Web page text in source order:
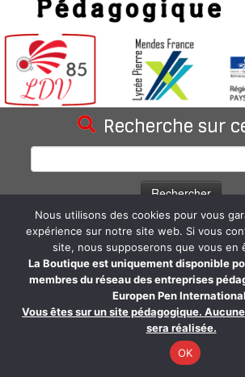
Recherche sur
Statistiques du
66 962 visites depuis la
Les Douceurs Vendéennes SARL - LDV85
Réalisé avec theThème
Nous utilisons des cookies pour vous
expérience sur notre site web. Si vous
site, nous supposerons que vous en
La Boutique est uniquement disponible
membres du réseau des entreprises
Europen Pen
Vous êtes sur un site pédagogique.
sera réalisée.
OK